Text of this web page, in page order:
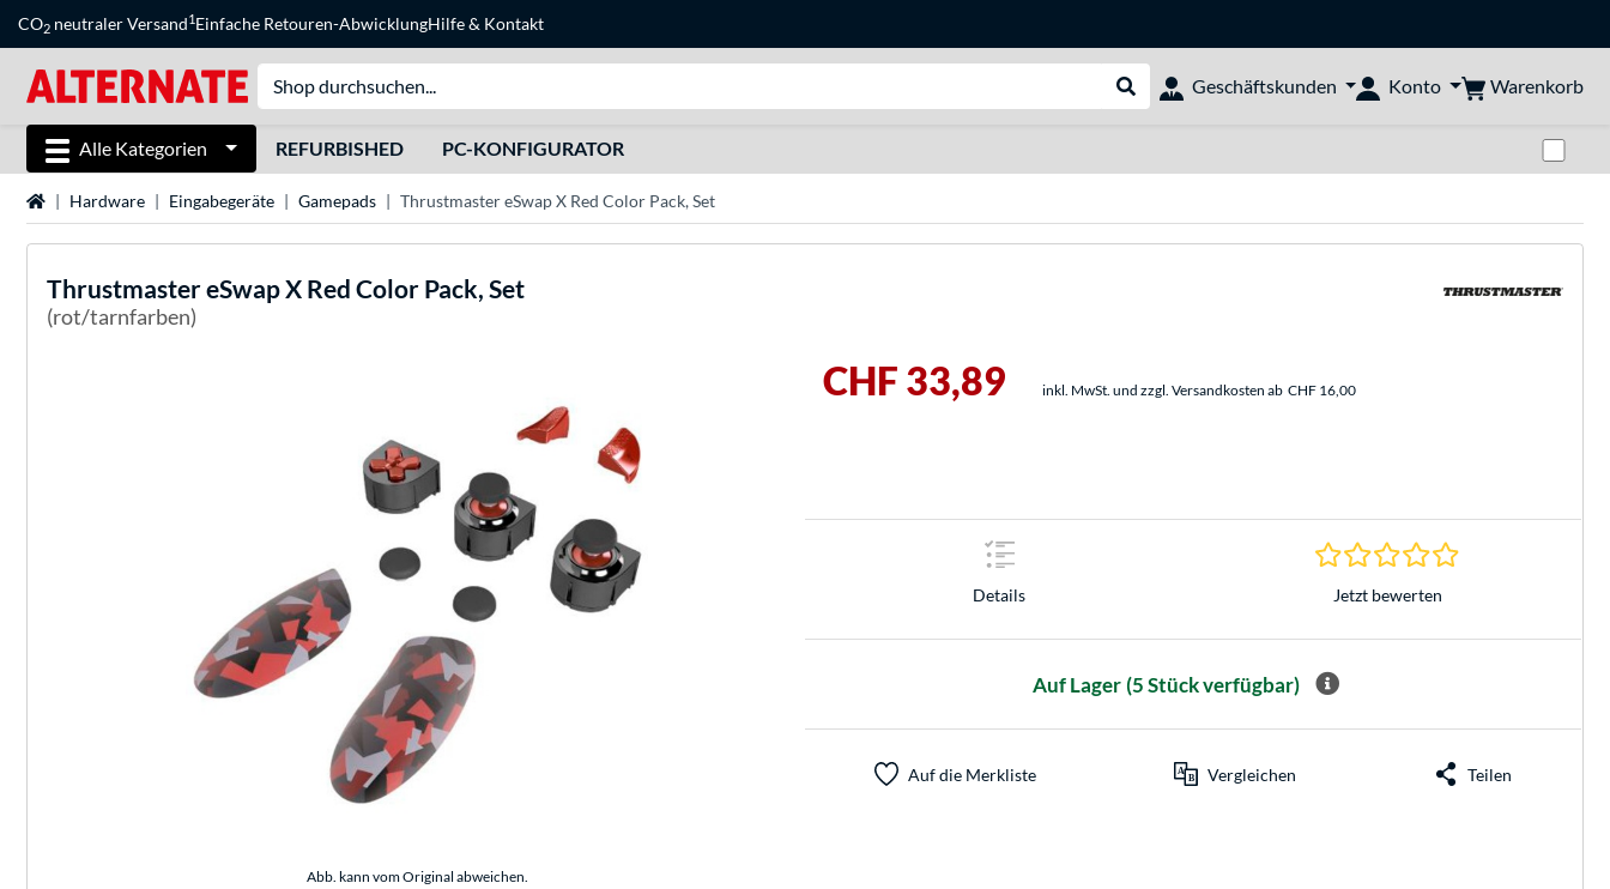
CO2 neutraler Versand1Einfache Retouren-AbwicklungHilfe& Kontakt
Suche durchführen
Geschäftskunden Konto Warenkorb
Alle Kategorien REFURBISHED PC-KONFIGURATOR
StartseiteHardware Eingabegeräte Gamepads Thrustmaster eSwap X Red Color Pack, Set
ThrustmastereSwap X Red Color Pack, Set
(rot/tarnfarben)
Abb. kann vom Original abweichen.
CHF 33,89 inkl. MwSt. und zzgl. Versandkosten ab CHF 16,00
Details
0.0 Sterne bei 0
Jetzt bewerten
Auf Lager (5 Stück verfügbar)
Auf die Merkliste Vergleichen Teilen